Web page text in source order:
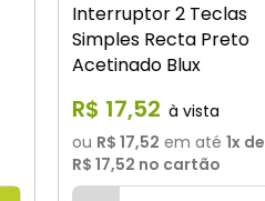
Interruptor 2 Teclas
Simples Recta Preto
Acetinado Blux
R$ 17,52
ou R$ 17,52 em até 1x de
R$ 17,52 no cartão